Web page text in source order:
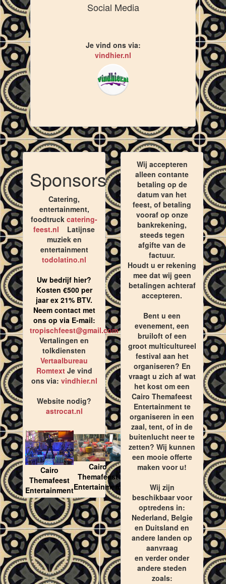
Social Media
Je vind ons via:
vindhier.nl
Sponsors
Catering,
entertainment,
foodtruck catering-
feest.nl Latijnse
muziek en
entertainment
todolatino.nl
Uw bedrijf hier?
Kosten €500 per
jaar ex 21% BTV.
Neem contact met
ons op via E-mail:
tropischfeest@gmail.com
Vertalingen en
tolkdiensten
Vertaalbureau
RomtextJe vind
ons via: vindhier.nl
Website nodig?
astrocat.nl
Cairo
Themafeest
Entertainment
Cairo
Themafeest
Entertainment
Wij accepteren
alleen contante
betaling op de
datum van het
feest, of betaling
vooraf op onze
bankrekening,
steeds tegen
afgifte van de
factuur.
Houdt u er rekening
mee dat wij geen
betalingen achteraf
accepteren.
Bent u een
evenement, een
bruiloft of een
groot multicultureel
festival aan het
organiseren? En
vraagt u zich af wat
het kost om een
Cairo Themafeest
Entertainment te
organiseren in een
zaal, tent, of in de
buitenlucht neer te
zetten? Wij kunnen
een mooie offerte
maken voor u!
Wij zijn
beschikbaar voor
optredens in:
Nederland, Belgie
en Duitsland en
andere landen op
aanvraag
en verder onder
andere steden
zoals: